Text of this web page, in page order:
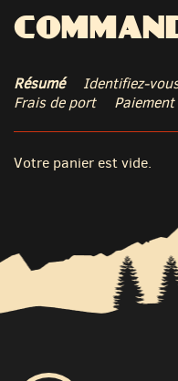
Résumé Identifiez-
Frais de port
Paiement
Votre panier est vide.